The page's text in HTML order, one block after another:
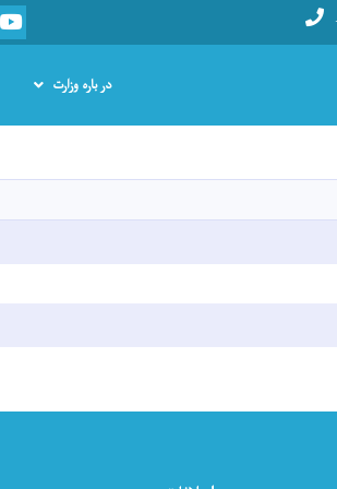
content
در باره وزارت